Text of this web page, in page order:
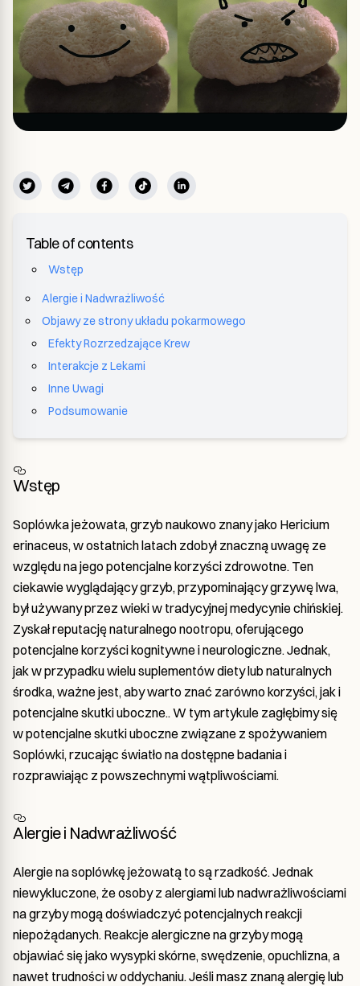
Table of contents
Wstęp
Alergie i Nadwrażliwość
Objawy ze strony układu pokarmowego
Efekty Rozrzedzające Krew
Interakcje z Lekami
Inne Uwagi
Podsumowanie
Wstęp
Soplówka jeżowata, grzyb naukowo znany jako Hericium
erinaceus, w ostatnich latach zdobył znaczną uwagę ze
względu na jego potencjalne korzyści zdrowotne. Ten
ciekawie wyglądający grzyb, przypominający grzywę lwa,
był używany przez wieki w tradycyjnej medycynie chińskiej.
Zyskał reputację naturalnego nootropu, oferującego
potencjalne korzyści kognitywne i neurologiczne. Jednak,
jak w przypadku wielu suplementów diety lub naturalnych
środka, ważne jest, aby warto znać zarówno korzyści, jak i
potencjalne skutki uboczne.. W tym artykule zagłębimy się
w potencjalne skutki uboczne związane z spożywaniem
Soplówki, rzucając światło na dostępne badania i
rozprawiając z powszechnymi wątpliwościami.
Alergie i Nadwrażliwość
Alergie na soplówkę jeżowatą to są rzadkość. Jednak
niewykluczone, że osoby z alergiami lub nadwrażliwościami
na grzyby mogą doświadczyć potencjalnych reakcji
niepożądanych. Reakcje alergiczne na grzyby mogą
objawiać się jako wysypki skórne, swędzenie, opuchlizna, a
nawet trudności w oddychaniu. Jeśli masz znaną alergię lub